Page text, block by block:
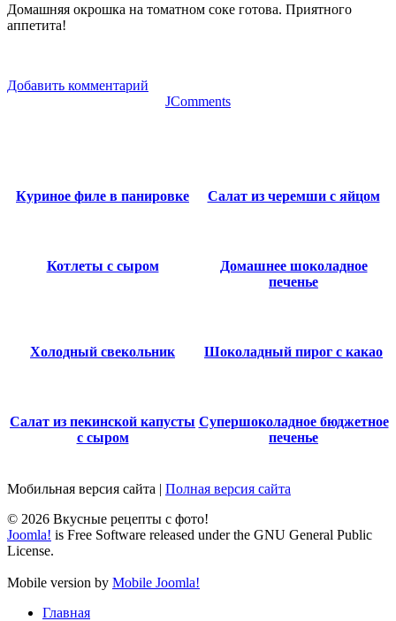
Домашняя окрошка на томатном соке готова. Приятного
аппетита!
Добавить комментарий
JComments
Куриное филе в панировке Салат из черемши с яйцом
Котлеты с сыром
Домашнее шоколадное
печенье
Холодный свекольник Шоколадный пирог с какао
Салат из пекинской капусты
с сыром
Супершоколадное бюджетное
печенье
Мобильная версия сайта | Полная версия сайта
© 2026 Вкусные рецепты с фото!
Joomla! is Free Software released under the GNU General Public
License.
Mobile version by Mobile Joomla!
Главная